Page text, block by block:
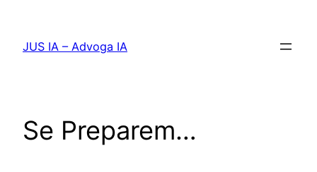
JUS IA – Advoga IA
Se Preparem…